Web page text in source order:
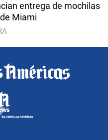
entrega de mochilas
Miami